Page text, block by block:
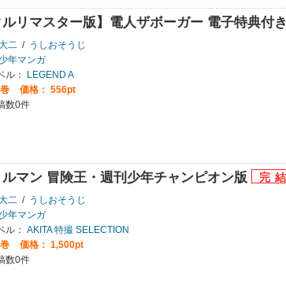
ルリマスター版】電人ザボーガー 電子特典付き
二 /
うしおそうじ
少年マンガ
ル：
LEGEND A
価格： 556pt
数0件
マン 冒険王・週刊少年チャンピオン版
二 /
うしおそうじ
少年マンガ
ル： AKITA 特撮 SELECTION
価格： 1,500pt
数0件